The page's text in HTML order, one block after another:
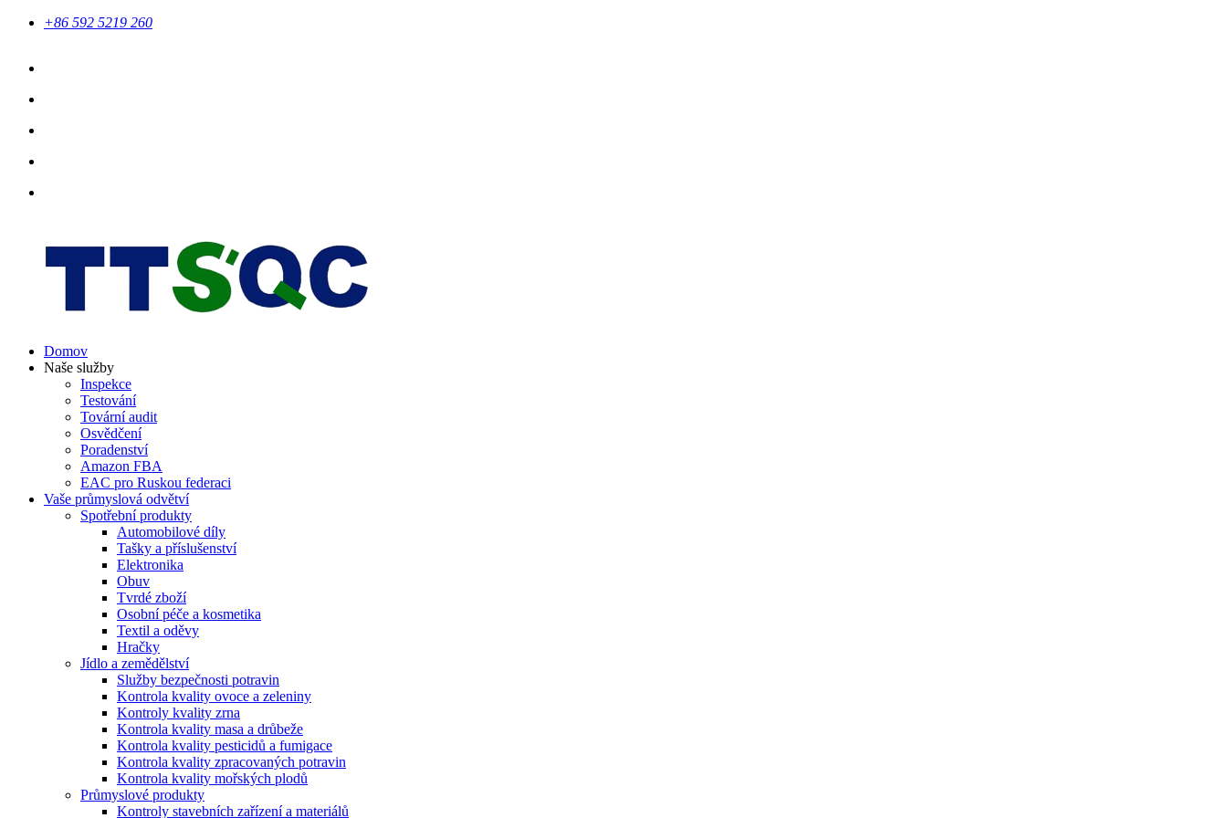
+86 592 5219 260
Domov
Naše služby
Inspekce
Testování
Tovární audit
Osvědčení
Poradenství
Amazon FBA
EAC pro Ruskou federaci
Vaše průmyslová odvětví
Spotřební produkty
Automobilové díly
Tašky a příslušenství
Elektronika
Obuv
Tvrdé zboží
Osobní péče a kosmetika
Textil a oděvy
Hračky
Jídlo a zemědělství
Služby bezpečnosti potravin
Kontrola kvality ovoce a zeleniny
Kontroly kvality zrna
Kontrola kvality masa a drůbeže
Kontrola kvality pesticidů a fumigace
Kontrola kvality zpracovaných potravin
Kontrola kvality mořských plodů
Průmyslové produkty
Kontroly stavebních zařízení a materiálů